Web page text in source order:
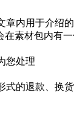
内用于介
素材包内有一
您处理
的退款、换